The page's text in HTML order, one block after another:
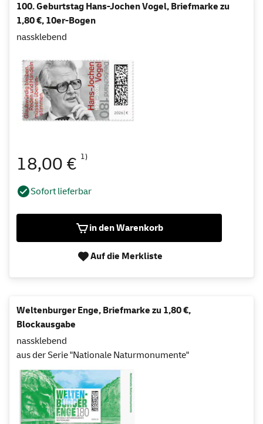
100. Geburtstag Hans-Jochen Vogel, Briefmarke zu
1,80 €, 10er-Bogen
nassklebend
18,00 € 1)
Sofort lieferbar
in den Warenkorb
Auf die Merkliste
Weltenburger Enge, Briefmarke zu 1,80 €,
Blockausgabe
nassklebend
aus der Serie "Nationale Naturmonumente"